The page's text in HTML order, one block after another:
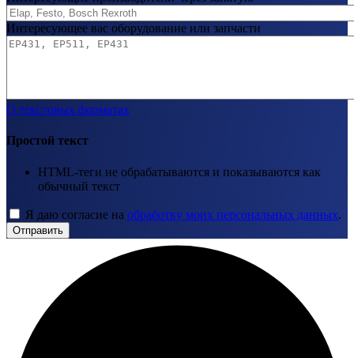
Интересующее вас оборудование или запчасти
О текстовых форматах
Простой текст
HTML-теги не обрабатываются и показываются как
обычный текст
Я даю согласие на обработку моих персональных данных.
Отправить